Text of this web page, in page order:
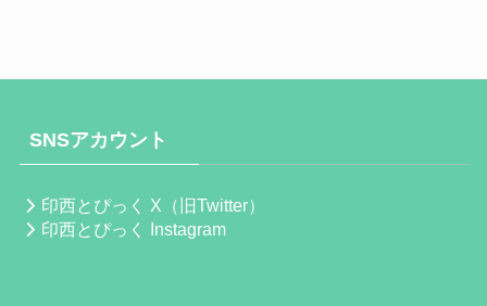
SNSアカウント
印西とぴっく X（旧Twitter）
印西とぴっく Instagram